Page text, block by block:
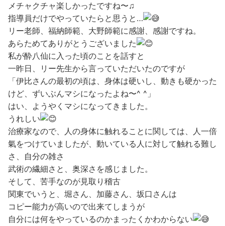
メチャクチャ楽しかったですね〜♫
指導員だけでやっていたらと思うと…
リー老師、福納師範、大野師範に感謝、感謝ですね。
あらためてありがとうございました
私が酔八仙に入った頃のことを話すと
一昨日、リー先生から言っていただいたのですが
「伊比さんの最初の頃は、身体は硬いし、動きも硬かった
けど、ずいぶんマシになったよね〜^ ^」
はい、ようやくマシになってきました。
うれしい
治療家なので、人の身体に触れることに関しては、人一倍
氣をつけていましたが、動いている人に対して触れる難し
さ、自分の雑さ
武術の繊細さと、奥深さを感じました。
そして、苦手なのが見取り稽古
関東でいうと、堀さん、加藤さん、坂口さんは
コピー能力が高いので出来てしまうが
自分には何をやっているのかまったくかわからない